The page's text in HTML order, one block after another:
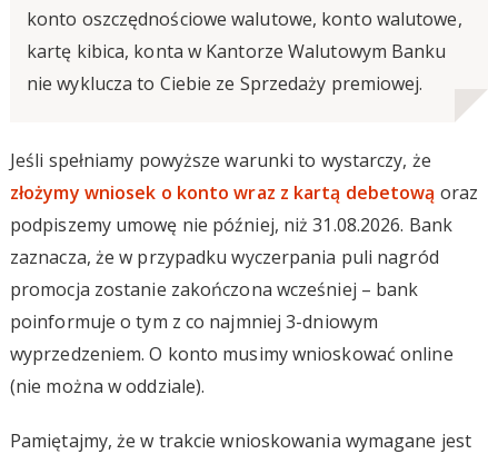
konto oszczędnościowe walutowe, konto walutowe,
kartę kibica, konta w Kantorze Walutowym Banku
nie wyklucza to Ciebie ze Sprzedaży premiowej.
Jeśli spełniamy powyższe warunki to wystarczy, że
złożymy wniosek o konto wraz z kartą debetową oraz
podpiszemy umowę nie później, niż 31.08.2026. Bank
zaznacza, że w przypadku wyczerpania puli nagród
promocja zostanie zakończona wcześniej – bank
poinformuje o tym z co najmniej 3-dniowym
wyprzedzeniem. O konto musimy wnioskować online
(nie można w oddziale).
Pamiętajmy, że w trakcie wnioskowania wymagane jest